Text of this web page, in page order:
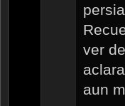
ver
aun